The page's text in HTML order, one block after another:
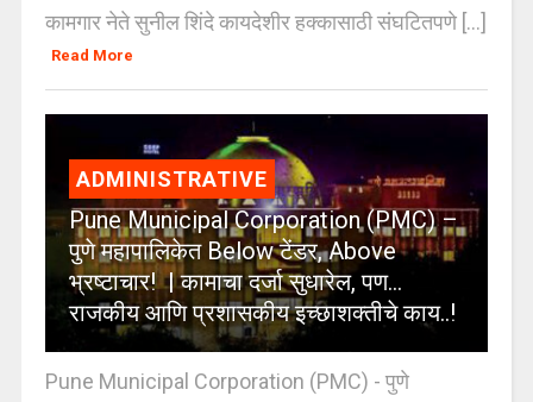
कामगार नेते सुनील शिंदे कायदेशीर हक्कासाठी संघटितपणे [...]
Read More
ADMINISTRATIVE
Pune Municipal Corporation (PMC) –
पुणे महापालिकेत Below टेंडर, Above
भ्रष्टाचार! | कामाचा दर्जा सुधारेल, पण…
राजकीय आणि प्रशासकीय इच्छाशक्तीचे काय..!
Pune Municipal Corporation (PMC) - पुणे